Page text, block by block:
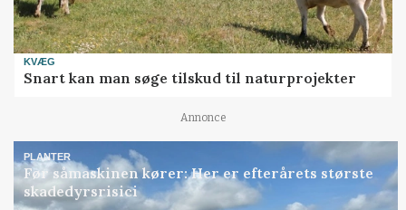
KVÆG
Snart kan man søge tilskud til naturprojekter
Annonce
PLANTER
Før såmaskinen kører: Her er efterårets største
skadedyrsrisici